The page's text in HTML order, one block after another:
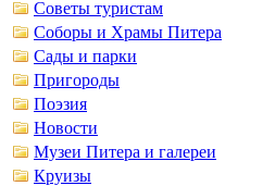
Советы туристам
Соборы и Храмы Питера
Сады и парки
Пригороды
Поэзия
Новости
Музеи Питера и галереи
Круизы